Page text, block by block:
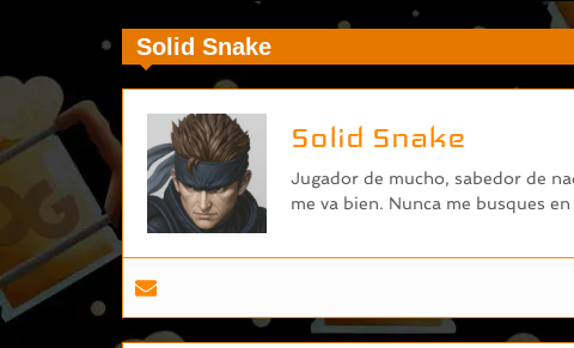
Solid Snake
Solid Snake
Jugador de mucho, sabedor de
me va bien. Nunca me busques